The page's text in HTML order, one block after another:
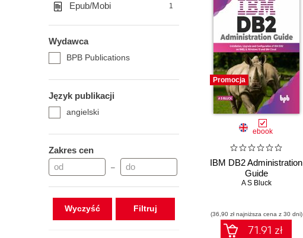
Epub/Mobi
1
Wydawca
BPB Publications
Język publikacji
angielski
Zakres cen
–
Wyczyść
Promocja
ebook
IBM DB2 Administration
Guide
A S Bluck
(36,90 zł najniższa cena z 30 dni)
71.91 zł